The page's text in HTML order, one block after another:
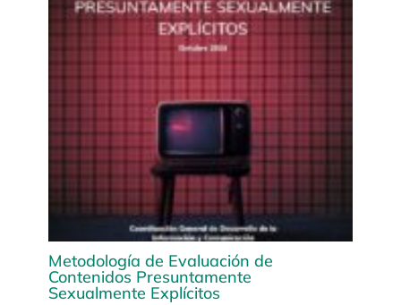
Metodología de Evaluación de
Contenidos Presuntamente
Sexualmente Explícitos